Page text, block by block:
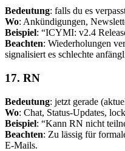
Bedeutung: falls du es
Wo: Ankündigungen,
Beispiel: “ICYMI: v2.4
Beachten: Wiederholungen
signalisiert es schlechte
17. RN
Bedeutung: jetzt gerade
Wo: Chat, Status-Updates,
Beispiel: “Kann RN nicht
Beachten: Zu lässig für
E-Mails.